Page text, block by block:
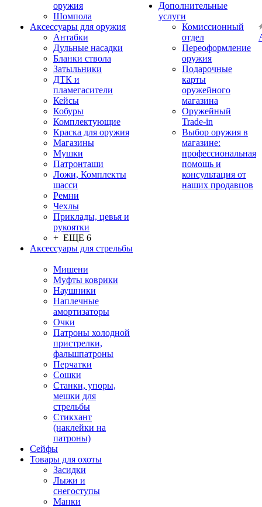
оружия
Шомпола
Аксессуары для оружия
Антабки
Дульные насадки
Бланки ствола
Затыльники
ДТК и
пламегасители
Кейсы
Кобуры
Комплектующие
Краска для оружия
Магазины
Мушки
Патронташи
Ложи, Комплекты
шасси
Ремни
Чехлы
Приклады, цевья и
рукоятки
+ ЕЩЕ 6
Аксессуары для стрельбы
Мишени
Муфты коврики
Наушники
Наплечные
амортизаторы
Очки
Патроны холодной
пристрелки,
фальшпатроны
Перчатки
Сошки
Станки, упоры,
мешки для
стрельбы
Стикхант
(наклейки на
патроны)
Сейфы
Товары для охоты
Засидки
Лыжи и
снегоступы
Манки
Дополнительные
услуги
Комиссионный
отдел
Переоформление
оружия
Подарочные
карты
оружейного
магазина
Оружейный
Trade-in
Выбор оружия в
магазине:
профессиональная
помощь и
консультация от
наших продавцов